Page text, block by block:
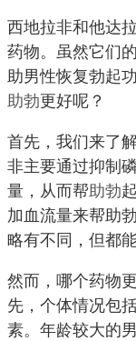
西地拉非和他达
药物。虽然它们
助男性恢复勃起
助勃更好呢？
首先，我们来了
非主要通过抑制
量，从而帮助勃
加血流量来帮助
略有不同，但都
然而，哪个药物
先，个体情况包
素。年龄较大的